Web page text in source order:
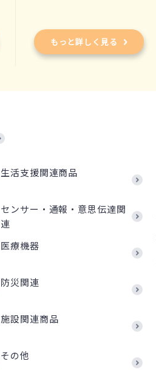
もっと詳しく見る
生活支援関連商品
センサー・通報・意思伝達関
連
医療機器
防災関連
施設関連商品
その他